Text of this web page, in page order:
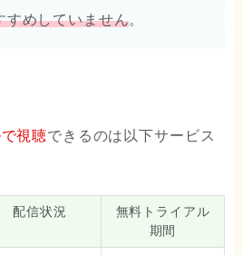
すめしていません。
視聴できるのは以下サービス
配信状況
無料トライアル
期間